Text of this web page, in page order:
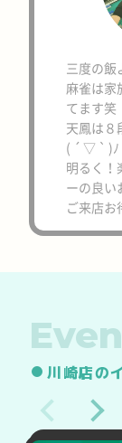
三度の飯
麻雀は家
てます笑
天鳳は８
( ´ ▽ ` )ﾉ
明るく！
ーの良い
ご来店お
川崎店の